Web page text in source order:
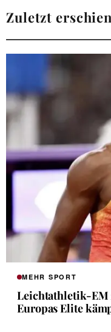
Zuletzt
MEHR SPORT
Leichtathletik-EM
Europas Elite